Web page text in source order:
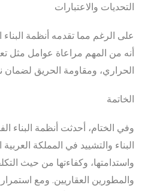
التحديات والاعتبارات
على الرغم مما تقدمه أنظمة البناء
أنه من المهم مراعاة عوامل مثل
الحراري، ومقاومة الحريق لضمان
الخاتمة
وفي الختام، أحدثت أنظمة البناء
البناء والتشييد في المملكة العربية
واستدامتها، وكفاءتها من حيث
والمطورين العقاريين. ومع